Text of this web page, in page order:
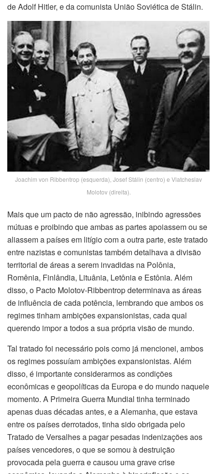
de Adolf Hitler, e da comunista União Soviética de Stálin.
Joachim von Ribbentrop (esquerda), Josef Stálin (centro) e Vlatcheslav
Molotov (direita).
Mais que um pacto de não agressão, inibindo agressões
mútuas e proibindo que ambas as partes apoiassem ou se
aliassem a países em litígio com a outra parte, este tratado
entre nazistas e comunistas também detalhava a divisão
territorial de áreas a serem invadidas na Polônia,
Romênia, Finlândia, Lituânia, Letônia e Estônia. Além
disso, o Pacto Molotov-Ribbentrop determinava as áreas
de influência de cada potência, lembrando que ambos os
regimes tinham ambições expansionistas, cada qual
querendo impor a todos a sua própria visão de mundo.
Tal tratado foi necessário pois como já mencionei, ambos
os regimes possuíam ambições expansionistas. Além
disso, é importante considerarmos as condições
econômicas e geopolíticas da Europa e do mundo naquele
momento. A Primeira Guerra Mundial tinha terminado
apenas duas décadas antes, e a Alemanha, que estava
entre os países derrotados, tinha sido obrigada pelo
Tratado de Versalhes a pagar pesadas indenizações aos
países vencedores, o que se somou à destruição
provocada pela guerra e causou uma grave crise